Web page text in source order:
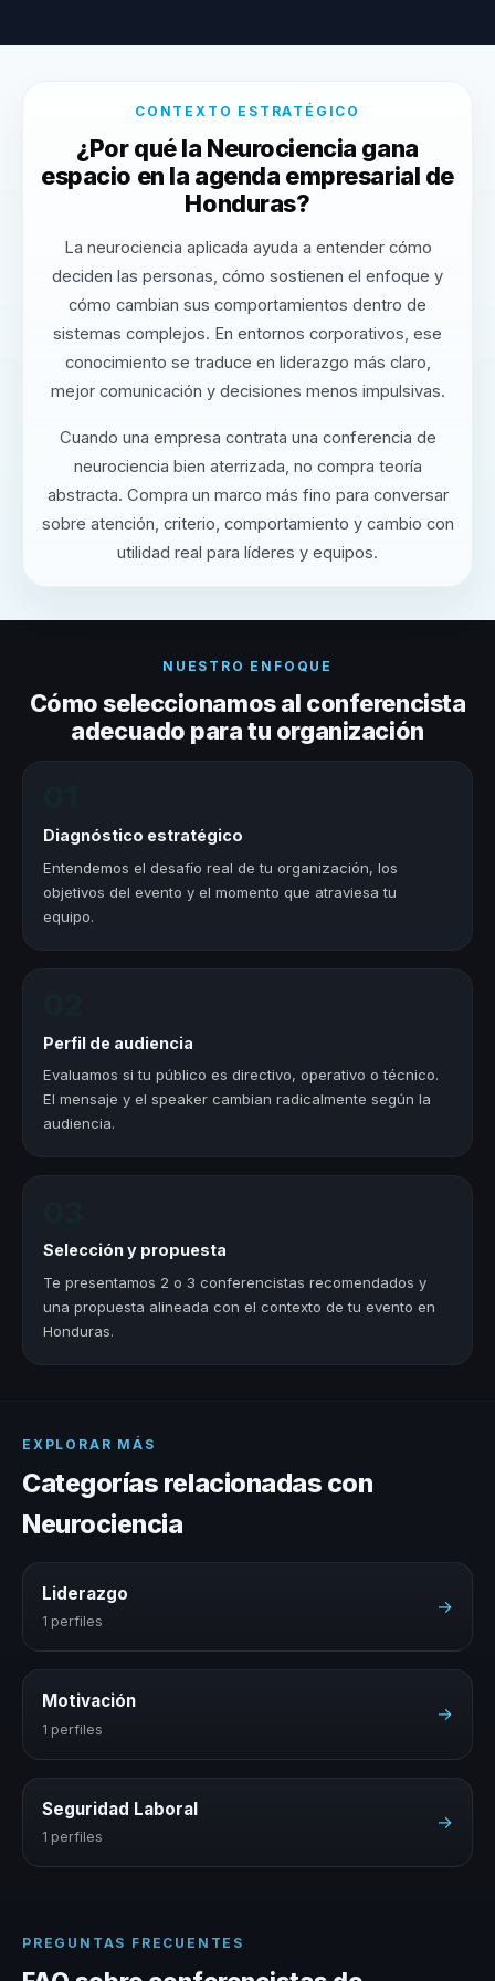
CONTEXTO ESTRATÉGICO
¿Por qué la Neurociencia gana
espacio en la agenda empresarial de
Honduras?
La neurociencia aplicada ayuda a entender cómo
deciden las personas, cómo sostienen el enfoque y
cómo cambian sus comportamientos dentro de
sistemas complejos. En entornos corporativos, ese
conocimiento se traduce en liderazgo más claro,
mejor comunicación y decisiones menos impulsivas.
Cuando una empresa contrata una conferencia de
neurociencia bien aterrizada, no compra teoría
abstracta. Compra un marco más fino para conversar
sobre atención, criterio, comportamiento y cambio con
utilidad real para líderes y equipos.
NUESTRO ENFOQUE
Cómo seleccionamos al conferencista
adecuado para tu organización
Diagnóstico estratégico
Entendemos el desafío real de tu organización, los
objetivos del evento y el momento que atraviesa tu
equipo.
Perfil de audiencia
Evaluamos si tu público es directivo, operativo o técnico.
El mensaje y el speaker cambian radicalmente según la
audiencia.
Selección y propuesta
Te presentamos 2 o 3 conferencistas recomendados y
una propuesta alineada con el contexto de tu evento en
Honduras.
EXPLORAR MÁS
Categorías relacionadas con
Neurociencia
Liderazgo
1 perfiles
→
Motivación
1 perfiles
→
Seguridad Laboral
1 perfiles
→
PREGUNTAS FRECUENTES